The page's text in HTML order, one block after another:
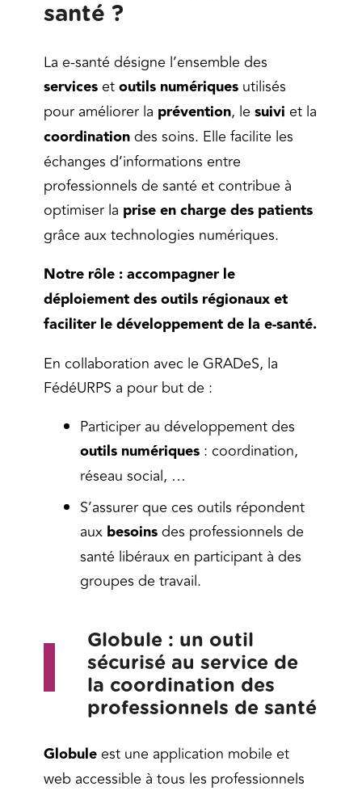
santé ?
La e-santé désigne l’ensemble des
services etoutils numériques utilisés
pour améliorer la prévention, lesuivi et la
coordinationdes soins. Elle facilite les
échanges d’informations entre
professionnels de santé et contribue à
optimiser la prise en charge des patients
grâce aux technologies numériques.
Notre rôle : accompagner le
déploiement des outils régionaux et
faciliter le développement de la e-santé.
En collaboration avec le GRADeS, la
FédéURPS a pour but de :
Participer au développement des
outils numériques : coordination,
réseau social, …
S’assurer que ces outils répondent
aux besoinsdes professionnels de
santé libéraux en participant à des
groupes de travail.
Globule : un outil
sécurisé au service de
la coordination des
professionnels de santé
Globule est une application mobile et
web accessible à tous les professionnels